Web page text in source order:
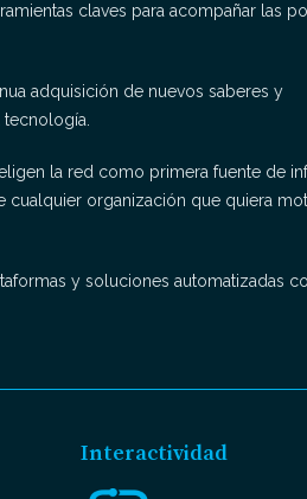
claves para acompañar las
adquisición de nuevos saberes y
la red como primera fuente de
organización que quiera
y soluciones automatizadas
Interactividad